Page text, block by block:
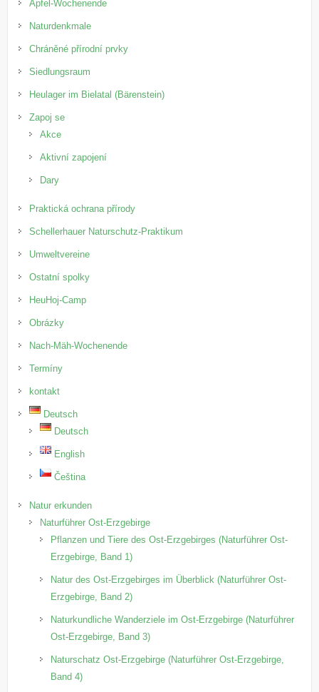
Apfel-Wochenende
Naturdenkmale
Chráněné přírodní prvky
Siedlungsraum
Heulager im Bielatal (Bärenstein)
Zapoj se
Akce
Aktivní zapojení
Dary
Praktická ochrana přírody
Schellerhauer Naturschutz-Praktikum
Umweltvereine
Ostatní spolky
HeuHoj-Camp
Obrázky
Nach-Mäh-Wochenende
Termíny
kontakt
Deutsch
Deutsch
English
Čeština
Natur erkunden
Naturführer Ost-Erzgebirge
Pflanzen und Tiere des Ost-Erzgebirges (Naturführer Ost-
Erzgebirge, Band 1)
Natur des Ost-Erzgebirges im Überblick (Naturführer Ost-
Erzgebirge, Band 2)
Naturkundliche Wanderziele im Ost-Erzgebirge (Naturführer
Ost-Erzgebirge, Band 3)
Naturschatz Ost-Erzgebirge (Naturführer Ost-Erzgebirge,
Band 4)